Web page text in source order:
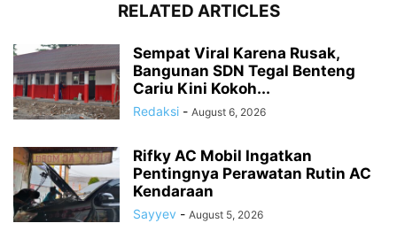
RELATED ARTICLES
Sempat Viral Karena Rusak,
Bangunan SDN Tegal Benteng
Cariu Kini Kokoh...
Redaksi - August 6, 2026
Rifky AC Mobil Ingatkan
Pentingnya Perawatan Rutin AC
Kendaraan
Sayyev - August 5, 2026